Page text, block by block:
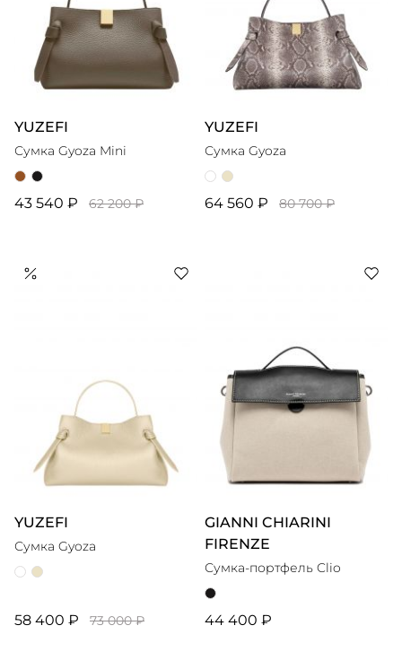
YUZEFI
Сумка Gyoza Mini
43 540 ₽ 62 200 ₽
YUZEFI
Сумка Gyoza
64 560 ₽ 80 700 ₽
YUZEFI
Сумка Gyoza
58 400 ₽ 73 000 ₽
GIANNI CHIARINI
FIRENZE
Сумка-портфель Clio
44 400 ₽